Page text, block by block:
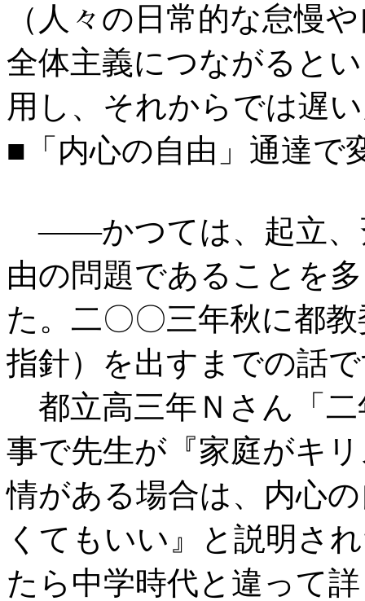
（人々の日常的な怠慢
全体主義につながると
用し、それからでは遅
■「内心の自由」通達で
――かつては、起立、
由の問題であることを
た。二〇〇三年秋に都
指針）を出すまでの話
都立高三年Ｎさん「二
事で先生が『家庭がキ
情がある場合は、内心
くてもいい』と説明さ
たら中学時代と違って